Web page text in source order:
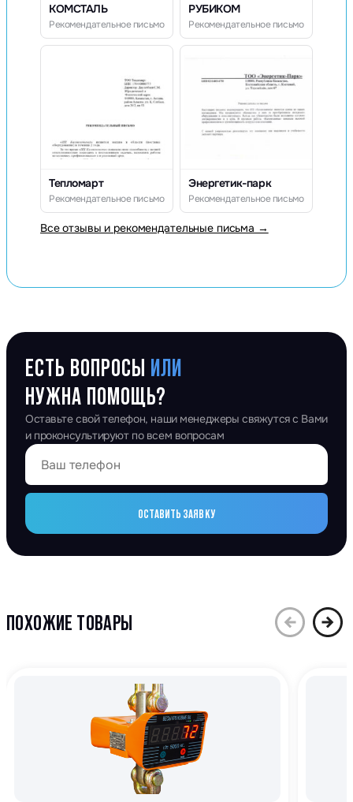
КОМСТАЛЬ
Рекомендательное письмо
РУБИКОМ
Рекомендательное письмо
Тепломарт
Рекомендательное письмо
Энергетик-парк
Рекомендательное письмо
Все отзывы и рекомендательные письма →
ЕСТЬ ВОПРОСЫ ИЛИ
НУЖНА ПОМОЩЬ?
Оставьте свой телефон, наши менеджеры свяжутся с Вами
и проконсультируют по всем вопросам
ОСТАВИТЬ ЗАЯВКУ
ПОХОЖИЕ ТОВАРЫ